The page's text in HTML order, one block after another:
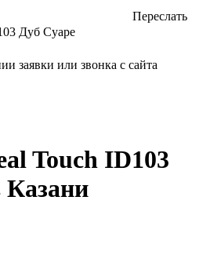
Дуб Суаре
заявки или звонка с сайта
Touch ID103
Казани
Переслать